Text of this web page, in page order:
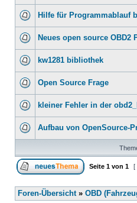
Hilfe für Programmablauf
Neues open source OBD2
kw1281 bibliothek
Open Source Frage
kleiner Fehler in der
Aufbau von OpenSource-
Seite 1 von 1 [
Foren-Übersicht» OBD